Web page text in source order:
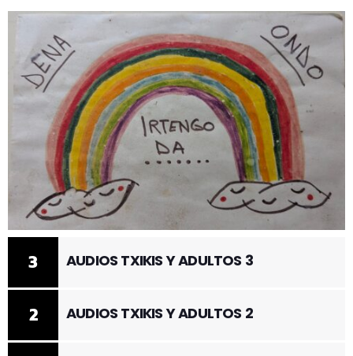
2 AUDIOS TXIKIS Y ADULTOS 2
3 AUDIOS TXIKIS Y ADULTOS 3